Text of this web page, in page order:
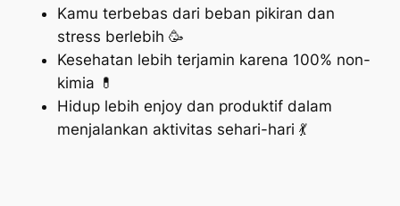
Kamu terbebas dari beban pikiran dan
stress berlebih 🥳
Kesehatan lebih terjamin karena 100% non-
kimia 💊
Hidup lebih enjoy dan produktif dalam
menjalankan aktivitas sehari-hari 💃